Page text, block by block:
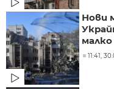
Нови
11:41,